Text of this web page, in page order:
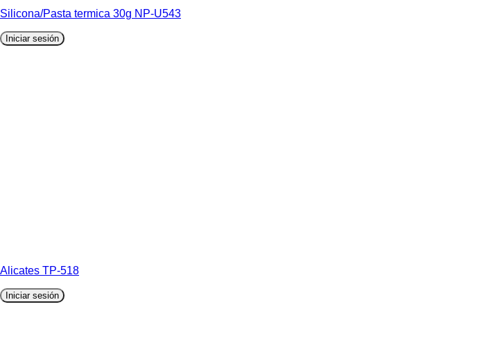
Silicona/Pasta termica 30g NP-U543
Iniciar sesión
Alicates TP-518
Iniciar sesión